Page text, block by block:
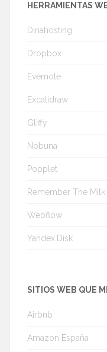
HERRAMIENTAS
Dinahosting
Dropbox
Evernote
Excalidraw
Gliffy
Nobuna
Popplet
Remember The Milk
Webflow
Yandex.Disk
SITIOS WEB QUE
Airbnb
Amazon España